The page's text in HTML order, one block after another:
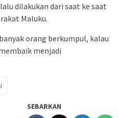
dilakukan dari saat ke saat
Maluku.
orang berkumpul, kalau
menjadi
SEBARKAN